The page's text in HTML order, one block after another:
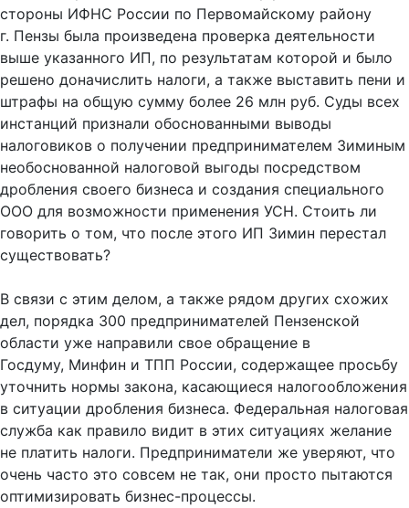
стороны ИФНС России по Первомайскому району
г. Пензы была произведена проверка деятельности
выше указанного ИП, по результатам которой и было
решено доначислить налоги, а также выставить пени и
штрафы на общую сумму более 26 млн руб. Суды всех
инстанций признали обоснованными выводы
налоговиков о получении предпринимателем Зиминым
необоснованной налоговой выгоды посредством
дробления своего бизнеса и создания специального
ООО для возможности применения УСН. Стоить ли
говорить о том, что после этого ИП Зимин перестал
существовать?
В связи с этим делом, а также рядом других схожих
дел, порядка 300 предпринимателей Пензенской
области уже направили свое обращение в
Госдуму, Минфин и ТПП России, содержащее просьбу
уточнить нормы закона, касающиеся налогообложения
в ситуации дробления бизнеса. Федеральная налоговая
служба как правило видит в этих ситуациях желание
не платить налоги. Предприниматели же уверяют, что
очень часто это совсем не так, они просто пытаются
оптимизировать бизнес-процессы.